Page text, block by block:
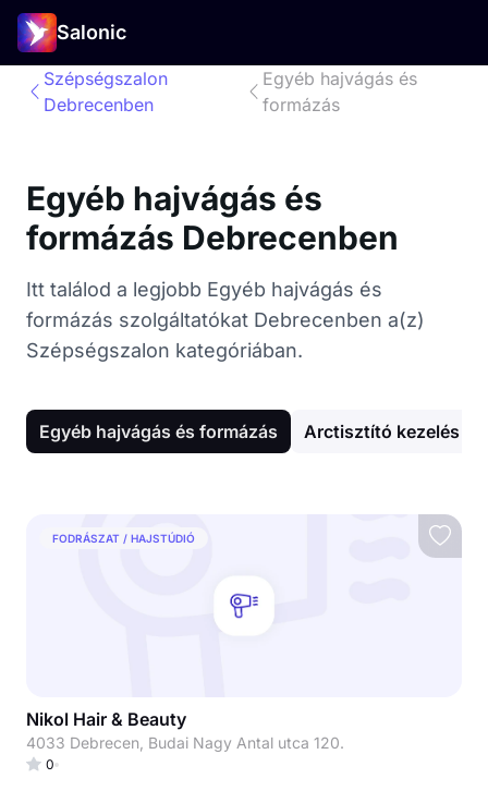
Salonic
Szépségszalon
Debrecenben
Egyéb hajvágás és
formázás
Egyéb hajvágás és
formázás Debrecenben
Itt találod a legjobb Egyéb hajvágás és
formázás szolgáltatókat Debrecenben a(z)
Szépségszalon kategóriában.
Egyéb hajvágás és formázás Arctisztító kezelés
FODRÁSZAT / HAJSTÚDIÓ
Nikol Hair & Beauty
4033 Debrecen, Budai Nagy Antal utca 120.
0